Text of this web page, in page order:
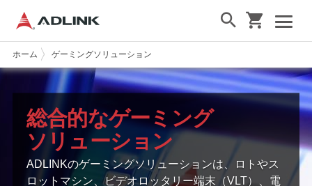
ホーム ゲーミングソリューション
総合的なゲーミング
ソリューション
ADLINKのゲーミングソリューションは、ロトやス
ロットマシン、ビデオロッタリー端末（VLT）、電